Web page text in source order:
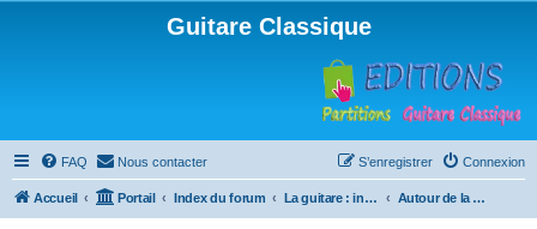
Guitare Classique
FAQ Nous contacter Connexion
S’enregistrer
Accueil Portail Index du forum La guitare : instrument, cours et théorie Autour de la guitare